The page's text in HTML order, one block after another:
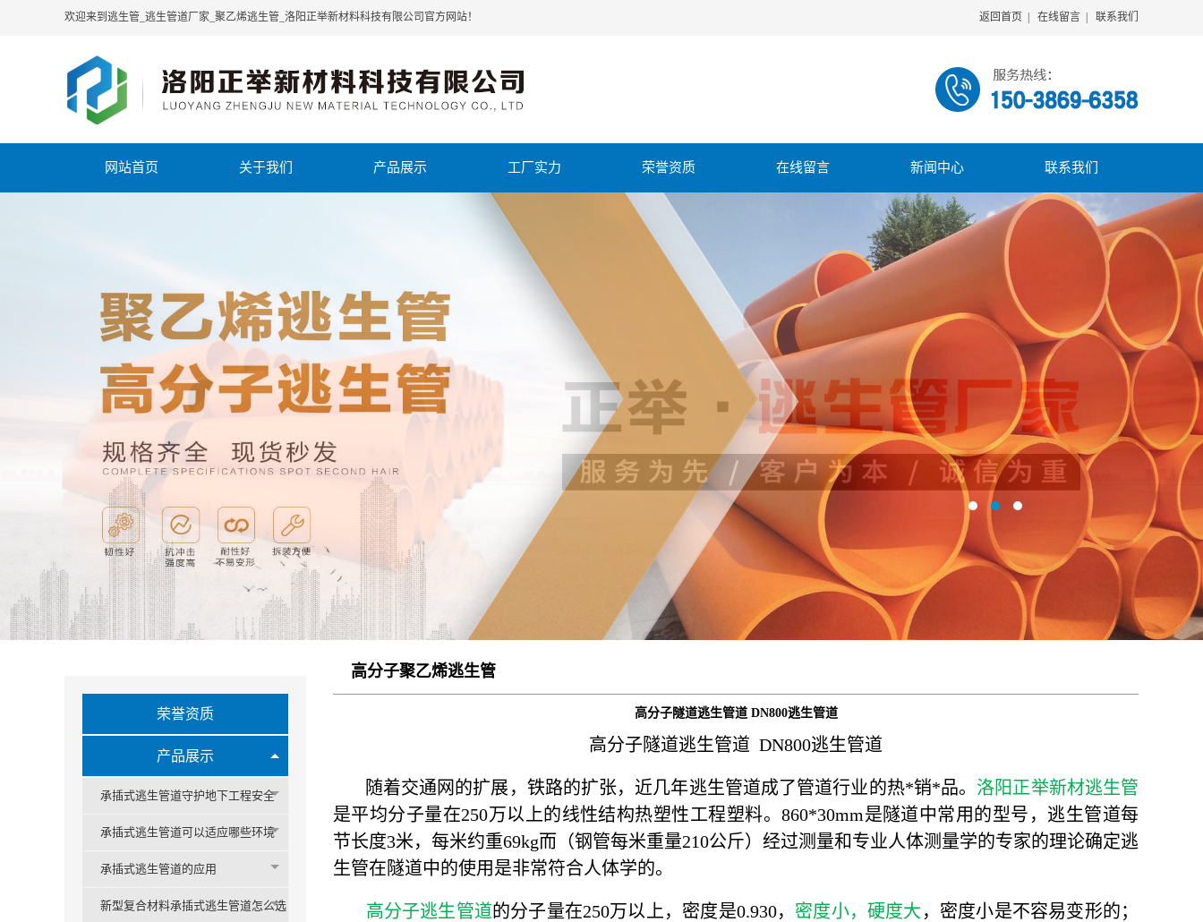
欢迎来到逃生管_逃生管道厂家_聚乙烯逃生管_洛阳正举新材料科技有限公司官方网站！ 返回首页 在线留言 联系我们
网站首页 关于我们 产品展示 工厂实力 荣誉资质 在线留言 新闻中心 联系我们
荣誉资质
产品展示
承插式逃生管道守护地下工程安全
承插式逃生管道可以适应哪些环境
承插式逃生管道的应用
新型复合材料承插式逃生管道怎么选
高分子聚乙烯逃生管
高分子隧道逃生管道 DN800逃生管道
高分子隧道逃生管道 DN800逃生管道
随着交通网的扩展，铁路的扩张，近几年逃生管道成了管道行业的热*销*品。 洛阳正举新材逃生管
是平均分子量在250万以上的线性结构热塑性工程塑料。860*30mm是隧道中常用的型号，逃生管道每
节长度3米，每米约重69kg而（钢管每米重量210公斤）经过测量和专业人体测量学的专家的理论确定逃
生管在隧道中的使用是非常符合人体学的。
高分子逃生管道的分子量在250万以上，密度是0.930， 密度小，硬度大 ，密度小是不容易变形的；